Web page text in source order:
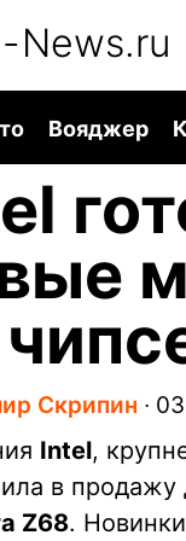
-News.ru
Вояджер
Скрипин ∙
Intel,
в
Z68.